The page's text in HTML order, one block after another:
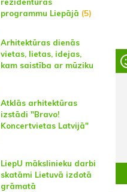
programmu Liepājā (5)
Arhitektūras dienās
vietas, lietas, idejas,
kam saistība ar mūziku
Atklās arhitektūras
izstādi "Bravo!
Koncertvietas Latvijā"
LiepU mākslinieku darbi
skatāmi Lietuvā izdotā
grāmatā